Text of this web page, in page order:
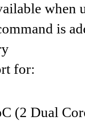
when
is
for:
(2 Dual